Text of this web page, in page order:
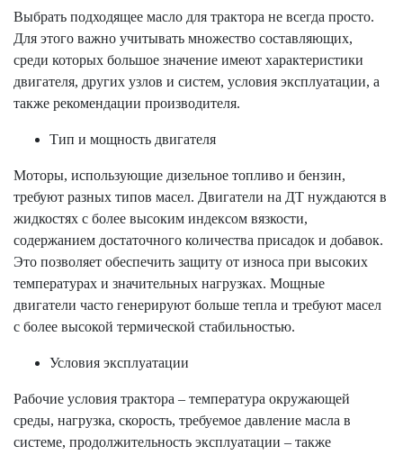
Выбрать подходящее масло для трактора не всегда просто.
Для этого важно учитывать множество составляющих,
среди которых большое значение имеют характеристики
двигателя, других узлов и систем, условия эксплуатации, а
также рекомендации производителя.
Тип и мощность двигателя
Моторы, использующие дизельное топливо и бензин,
требуют разных типов масел. Двигатели на ДТ нуждаются в
жидкостях с более высоким индексом вязкости,
содержанием достаточного количества присадок и добавок.
Это позволяет обеспечить защиту от износа при высоких
температурах и значительных нагрузках. Мощные
двигатели часто генерируют больше тепла и требуют масел
с более высокой термической стабильностью.
Условия эксплуатации
Рабочие условия трактора – температура окружающей
среды, нагрузка, скорость, требуемое давление масла в
системе, продолжительность эксплуатации – также